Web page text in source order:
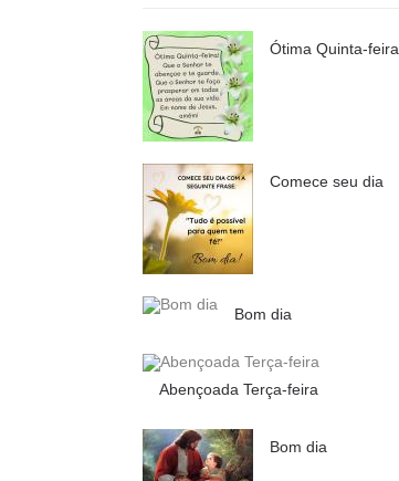
Ótima Quinta-feira
Comece seu dia
Bom dia
Abençoada Terça-feira
Bom dia